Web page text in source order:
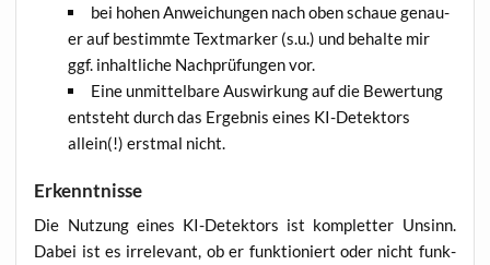
bei hohen Anwei­chun­gen nach oben schaue genau­
er auf bestimm­te Text­mar­ker (s.u.) und behal­te mir
ggf. inhalt­li­che Nach­prü­fun­gen vor.
Eine unmit­tel­ba­re Aus­wir­kung auf die Bewer­tung
ent­steht durch das Ergeb­nis eines KI-Detek­tors
allein(!) erst­mal nicht.
Erkenntnisse
Die Nut­zung eines KI-Detek­tors ist kom­plet­ter Unsinn.
Dabei ist es irrele­vant, ob er funk­tio­niert oder nicht funk­